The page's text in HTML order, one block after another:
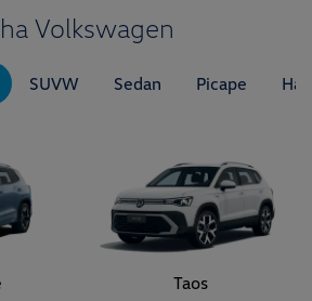
Volkswagen
SUVW Sedan Picape
Taos